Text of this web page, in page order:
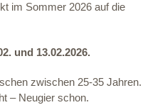
im Sommer 2026 auf die
und 13.02.2026.
zwischen 25-35 Jahren.
– Neugier schon.